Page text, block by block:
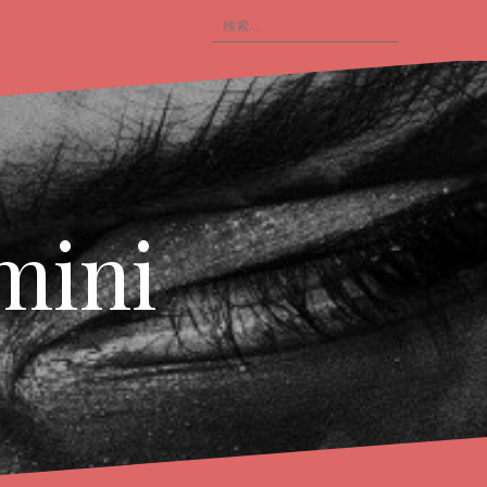
検
索